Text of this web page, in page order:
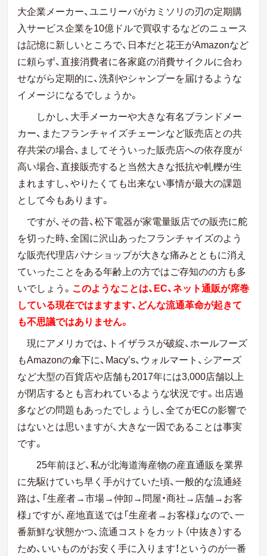
大企業メーカー、ユニリーバがカミソリの刃の定期購
入サービス企業を10億ドルで買収するなどのニュース
は記憶に新しいところで、日本だと花王がAmazonなど
に頼らず、直接消費者に各家庭の消費サイクルに合わ
せながら定期的に、洗剤やシャンプーを届けるような
イメージになるでしょうか。
しかし、大手メーカーや大きな有名ブランドメー
カー、またフランチャイズチェーンなど販売店との共
存共栄の場合、ましてそういった販売店への依存度が
高い場合、直接販売すると当然大きな抵抗や軋轢が生
まれますし、やりたくても出来ない事情が最大の課題
として今もあります。
ですが、その昔、松下電器が家電量販店での販売に舵
を切った時、全国に沢山あったフランチャイズのよう
な販売代理店パナショップが大きな痛みとともに消え
ていったことをある年齢上の方ではご存知のの方も多
いでしょう。 このようなことは、EC、ネット通販が席巻
している現在ではますます、どんな流通革命が起きて
も不思議ではありません。
現にアメリカでは、トイザラスが破綻、ホールフーズ
もAmazonの傘下に、Macy’s、ウォルマート、シアーズ
など大型の百貨店や店舗も2017年には3,000店舗以上
が閉店するとも言われているような状況です。出店過
多などの問題もあったでしょうし、全てがECの影響で
はないとは思いますが、大きな一因であることは事実
です。
25年前ほど、私が北海道海産物の産直通販を業界
に先駆けていち早く手がけていた頃、一般的な流通経
路は、「生産者→市場→仲卸→問屋・商社→店舗→お客
様」ですが、産地直送では「生産者→お客様」なので、一
番新鮮な状態かつ、流通コストをカット（中抜き）する
ため、いいものがお安く手に入ります！というのが一番